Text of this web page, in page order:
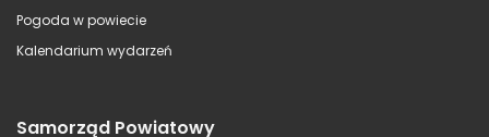
Pogoda w powiecie
Kalendarium wydarzeń
Samorząd Powiatowy